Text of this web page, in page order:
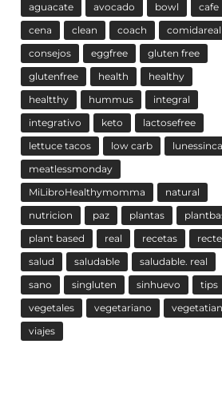
aguacate avocado bowl
cafe
cena
clean coach
comidareal
consejos
eggfree
gluten free
glutenfree
health
healthy
healtthy
hummus
integral
integrativo
keto
lactosefree
lettuce tacos
low carb
meatlessmonday
MiLibroHealthymomma
natural
nutricion
paz plantas
plant based
real recetas
salud
saludable
saludable. real
sano
singluten sinhuevo
tips
vegetales
vegetariano
viajes